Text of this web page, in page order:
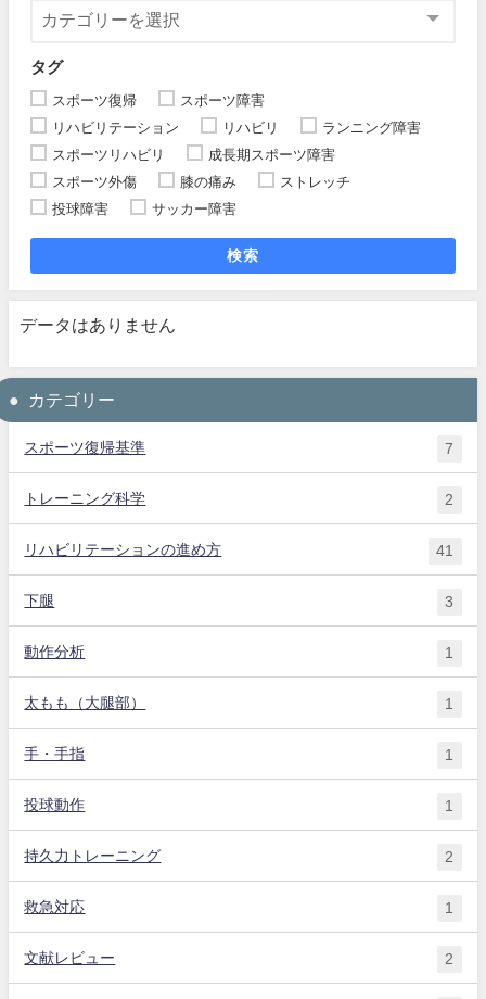
タグ
スポーツ復帰
スポーツ障害
リハビリテーション
リハビリ
ランニング障害
スポーツリハビリ
成長期スポーツ障害
スポーツ外傷
膝の痛み
ストレッチ
投球障害
サッカー障害
検索
データはありません
カテゴリー
スポーツ復帰基準 7
トレーニング科学 2
リハビリテーションの進め方 41
下腿 3
動作分析 1
太もも（大腿部） 1
手・手指 1
投球動作 1
持久力トレーニング 2
救急対応 1
文献レビュー 2